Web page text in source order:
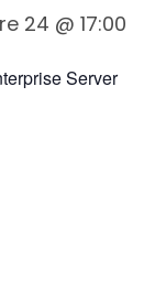
24 @ 17:00
Server